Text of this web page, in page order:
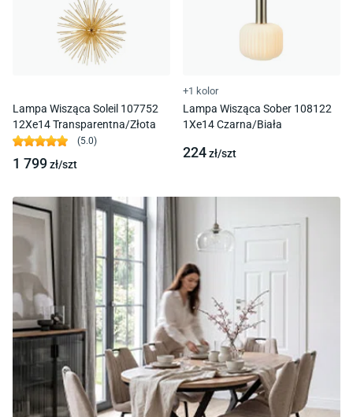
Lampa Wisząca Soleil 107752
12Xe14 Transparentna/Złota
(5.0)
1 799zł/szt
+1 kolor
Lampa Wisząca Sober 108122
1Xe14 Czarna/Biała
224zł/szt